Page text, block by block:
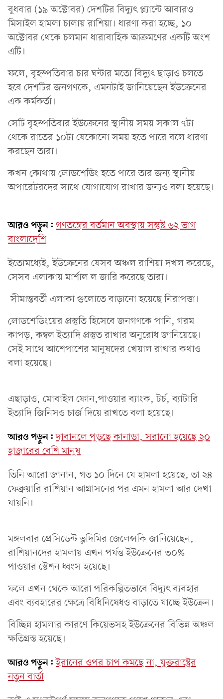
বুধবার (১৯ অক্টোবর) দেশটির বিদ্যুৎ প্ল্যান্টে আবারও
মিসাইল হামলা চালায় রাশিয়া। ধারণা করা হচ্ছে, ১০
অক্টোবর থেকে চলমান ধারাবাহিক আক্রমণের একটি অংশ
এটি।
ফলে, বৃহস্পতিবার চার ঘন্টার মতো বিদ্যুৎ ছাড়াও চলতে
হবে দেশটির জনগণকে, এমনটাই জানিয়েছেন ইউক্রেনের
এক কর্মকর্তা।
সেটি বৃহস্পতিবার ইউক্রেনের স্থানীয় সময় সকাল ৭টা
থেকে রাতের ১০টা যেকোনো সময় হতে পারে বলে ধারণা
করছেন তারা।
কখন‌ কোথায় লোডশেডিং হতে পারে তার জন্য স্থানীয়
অপারেটরদের সাথে যোগাযোগ রাখার জন্যও বলা হয়েছে।
আরও পড়ুন: গণতন্ত্রের বর্তমান অবস্থায় সন্তুষ্ট ৬২ ভাগ
বাংলাদেশি
ইতোমধ্যেই, ইউক্রেনের যেসব অঞ্চল রাশিয়া দখল করেছে,
সেসব এলাকায় মার্শাল ল জারি করেছে তারা।
সীমান্তবর্তী এলাকা গুলোতে বাড়ানো হয়েছে নিরাপত্তা।
লোডশেডিংয়ের প্রস্তুতি হিসেবে জনগণকে পানি, গরম
কাপড়, কম্বল ইত্যাদি প্রস্তুত রাখার অনুরোধ জানিয়েছে।
সেই সাথে আশেপাশের মানুষদের খেয়াল রাখার কথাও
বলা হয়েছে।
এছাড়াও, মোবাইল ফোন,পাওয়ার ব্যাংক, টর্চ, ব্যাটারি
ইত্যাদি জিনিসও চার্জ দিয়ে রাখতে বলা হয়েছে।
আরও পড়ুন: দাবানলে পুড়ছে কানাডা, সরানো হয়েছে ২০
হাজারের বেশি মানুষ
তিনি আরো জানান, গত ১০ দিনে যে হামলা হয়েছে, তা ২৪
ফেব্রুয়ারি রাশিয়ান আগ্রাসনের পর এমন হামলা‌ আর দেখা
যায়নি।
মঙ্গলবার প্রেসিডেন্ট ভ্লদিমির জেলেন্সকি জানিয়েছেন,
রাশিয়ানদের হামলায় এখন পর্যন্ত ইউক্রেনের ৩০%
পাওয়ার স্টেশন ধ্বংস হয়েছে।
ফলে এখন থেকে আরো পরিকল্পিতভাবে বিদ্যুৎ ব্যবহার
এবং ব্যবহারের ক্ষেত্রে বিধিনিষেধও বাড়াতে যাচ্ছে ইউক্রেন।
বিচ্ছিন্ন হামলার কারণে কিয়েভসহ ইউক্রেনের বিভিন্ন অঞ্চল
ক্ষতিগ্রস্ত হয়েছে।
আরও পড়ুন: ইরানের ওপর চাপ কমছে না, যুক্তরাষ্ট্রের
নতুন বার্তা